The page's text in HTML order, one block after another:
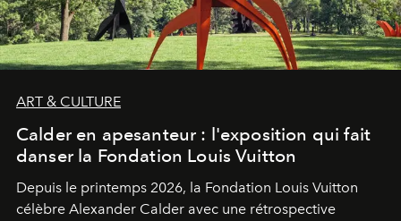
ART & CULTURE
Calder en apesanteur : l'exposition qui fait
danser la Fondation Louis Vuitton
Depuis le printemps 2026, la Fondation Louis Vuitton
célèbre Alexander Calder avec une rétrospective